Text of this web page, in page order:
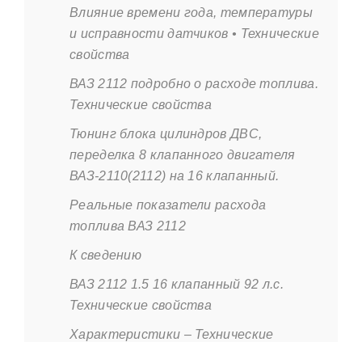
Влияние времени года, температуры
и исправности датчиков • Технические
свойства
ВАЗ 2112 подробно о расходе топлива.
Технические свойства
Тюнинг блока цилиндров ДВС,
переделка 8 клапанного двигателя
ВАЗ-2110(2112) на 16 клапанный.
Реальные показатели расхода
топлива ВАЗ 2112
К сведению
ВАЗ 2112 1.5 16 клапанный 92 л.с.
Технические свойства
Характеристики – Технические